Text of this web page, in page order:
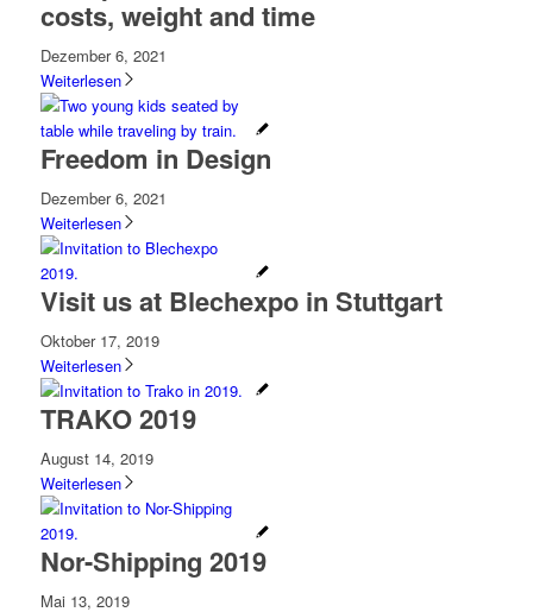
costs, weight and time
Dezember 6, 2021
Weiterlesen
Freedom in Design
Dezember 6, 2021
Weiterlesen
Visit us at Blechexpo in Stuttgart
Oktober 17, 2019
Weiterlesen
TRAKO 2019
August 14, 2019
Weiterlesen
Nor-Shipping 2019
Mai 13, 2019